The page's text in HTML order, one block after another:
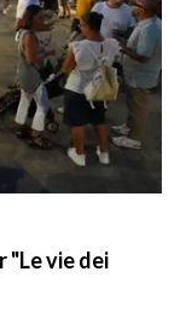
"Le vie dei